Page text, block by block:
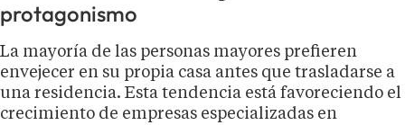
protagonismo
La mayoría de las personas mayores prefieren
envejecer en su propia casa antes que trasladarse a
una residencia. Esta tendencia está favoreciendo el
crecimiento de empresas especializadas en